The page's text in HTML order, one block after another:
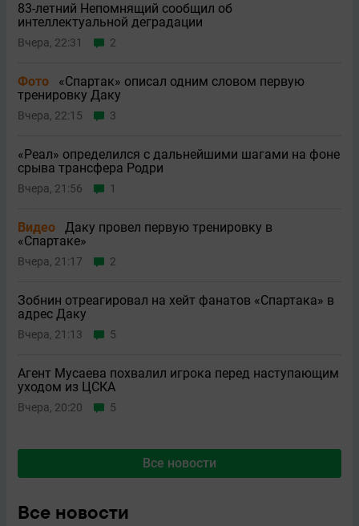
83-летний Непомнящий сообщил об
интеллектуальной деградации
Вчера, 22:31 2
Фото
«Спартак» описал одним словом первую
тренировку Даку
Вчера, 22:15 3
«Реал» определился с дальнейшими шагами на фоне
срыва трансфера Родри
Вчера, 21:56 1
Видео
Даку провел первую тренировку в
«Спартаке»
Вчера, 21:17 2
Зобнин отреагировал на хейт фанатов «Спартака» в
адрес Даку
Вчера, 21:13 5
Агент Мусаева похвалил игрока перед наступающим
уходом из ЦСКА
Вчера, 20:20 5
Все новости
Все новости